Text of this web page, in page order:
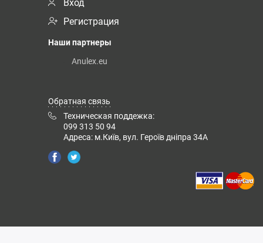
Вход
Регистрация
Наши партнеры
Anulex.eu
Обратная связь
Техническая поддежка:
099 313 50 94
Адреса: м.Київ, вул. Героїв дніпра 34А